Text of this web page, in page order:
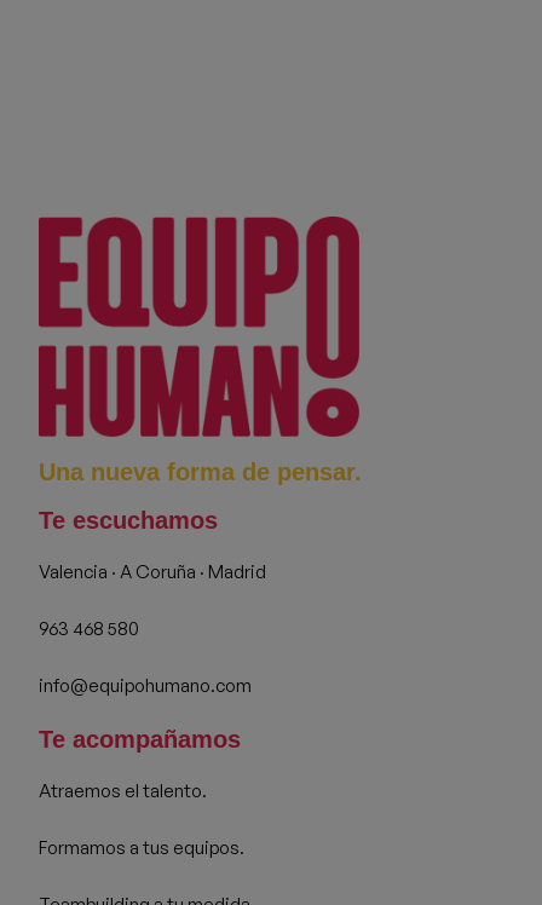
Una nueva forma de pensar.
Te escuchamos
Valencia · A Coruña · Madrid
963 468 580
info@equipohumano.com
Te acompañamos
Atraemos el talento.
Formamos a tus equipos.